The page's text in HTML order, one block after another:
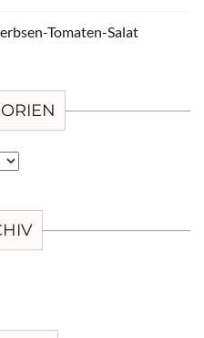
Tomaten-Salat